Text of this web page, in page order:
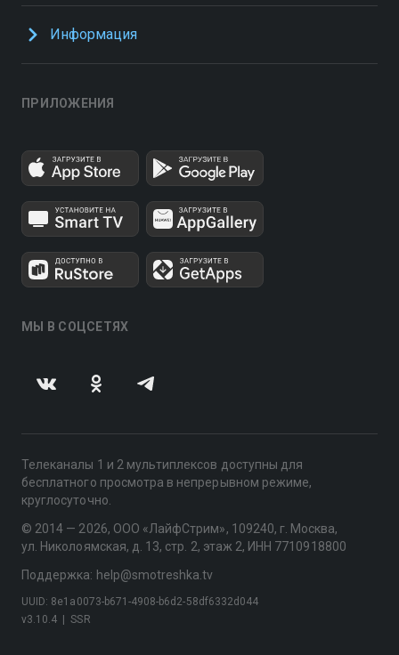
Информация
ПРИЛОЖЕНИЯ
МЫ В СОЦСЕТЯХ
Телеканалы 1 и 2 мультиплексов доступны для
бесплатного просмотра в непрерывном режиме,
круглосуточно.
© 2014 — 2026, ООО «ЛайфСтрим», 109240, г. Москва,
ул. Николоямская, д. 13, стр. 2, этаж 2, ИНН 7710918800
Поддержка: help@smotreshka.tv
v3.10.4 SSR
UUID: 8e1a0073-b671-4908-b6d2-58df6332d044